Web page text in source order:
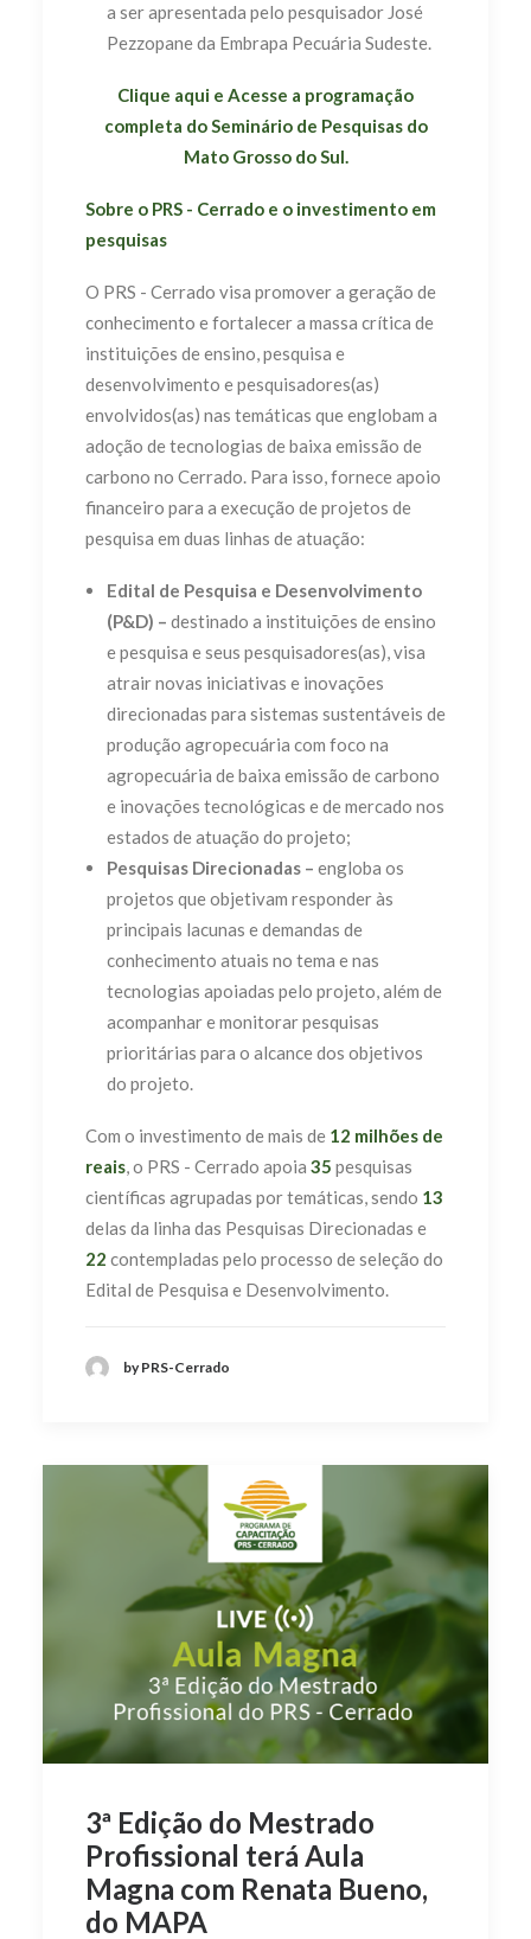
a ser apresentada pelo pesquisador José
Pezzopane da Embrapa Pecuária Sudeste.
Clique aqui e Acesse a programação
completa do Seminário de Pesquisas do
Mato Grosso do Sul.
Sobre o PRS - Cerrado e o investimento em
pesquisas
O PRS - Cerrado visa promover a geração de
conhecimento e fortalecer a massa crítica de
instituições de ensino, pesquisa e
desenvolvimento e pesquisadores(as)
envolvidos(as) nas temáticas que englobam a
adoção de tecnologias de baixa emissão de
carbono no Cerrado. Para isso, fornece apoio
financeiro para a execução de projetos de
pesquisa em duas linhas de atuação:
Edital de Pesquisa e Desenvolvimento
(P&D) – destinado a instituições de ensino
e pesquisa e seus pesquisadores(as), visa
atrair novas iniciativas e inovações
direcionadas para sistemas sustentáveis de
produção agropecuária com foco na
agropecuária de baixa emissão de carbono
e inovações tecnológicas e de mercado nos
estados de atuação do projeto;
Pesquisas Direcionadas – engloba os
projetos que objetivam responder às
principais lacunas e demandas de
conhecimento atuais no tema e nas
tecnologias apoiadas pelo projeto, além de
acompanhar e monitorar pesquisas
prioritárias para o alcance dos objetivos
do projeto.
Com o investimento de mais de 12 milhões de
reais, o PRS - Cerrado apoia 35 pesquisas
científicas agrupadas por temáticas, sendo 13
delas da linha das Pesquisas Direcionadas e
22 contempladas pelo processo de seleção do
Edital de Pesquisa e Desenvolvimento.
by PRS-Cerrado
3ª Edição do Mestrado
Profissional terá Aula
Magna com Renata Bueno,
do MAPA